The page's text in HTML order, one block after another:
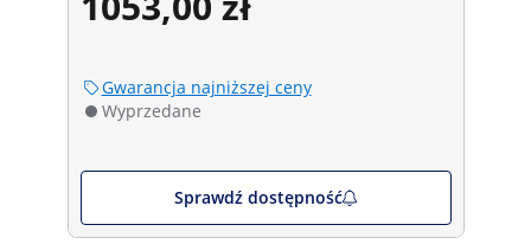
Gwarancja najniższej ceny
Wyprzedane
Sprawdź dostępność